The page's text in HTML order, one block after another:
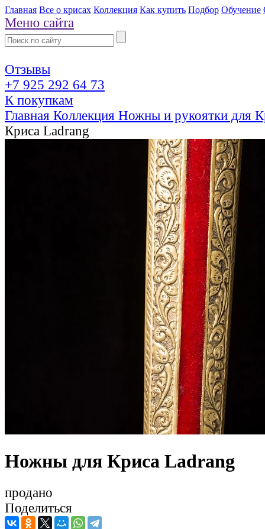
Главная Все о крисах Коллекция Как купить Подбор Обучение
Меню сайта
Отзывы
+7 925 292 64 73
К покупкам
Главная Коллекция Ножны и рукоятки для
Криса Ladrang
Ножны для Криса Ladrang
продано
Поделиться